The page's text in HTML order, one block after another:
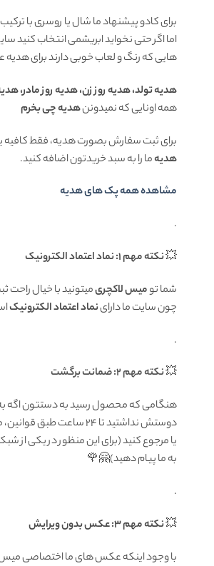
برای کادو پیشنهاد ما شال یا روسری با
اما اگر حتی نخواید ابریشمی انتخاب کنید
هایی که رنگ و لعاب خوبی دارند برای
هدیه تولد، هدیه روز زن، هدیه روز مادر،
همه اونایی که نمیدوننهدیه چی بخرم
برای ثبت سفارش بصورت هدیه، فقط کافیه
هدیهما را به سبد خریدتون اضافه کنید.
مشاهده همه پک های هدیه
.
💥نکته مهم 1: نماد اعتماد الکترونیک
شما تومیس لاکچریمیتونید با خیال
چون سایت ما داراینماد اعتماد الکترونیک
.
💥نکته مهم 2: ضمانت برگشت
هنگامی که محصول رسید به دستتون اگه
دوستش نداشتید تا ۲۴ ساعت
یا مرجوع کنید (برای این منظور در یکی از
به ما پیام دهید)🤗🌹
.
💥نکته مهم 3: عکس بدون ویرایش
با وجود اینکه عکس های ما اختصاصی